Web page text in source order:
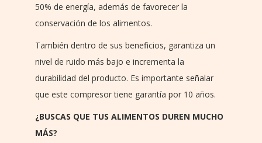
50% de energía, además de favorecer la
conservación de los alimentos.
También dentro de sus beneficios, garantiza un
nivel de ruido más bajo e incrementa la
durabilidad del producto. Es importante señalar
que este compresor tiene garantía por 10 años.
¿BUSCAS QUE TUS ALIMENTOS DUREN MUCHO
MÁS?